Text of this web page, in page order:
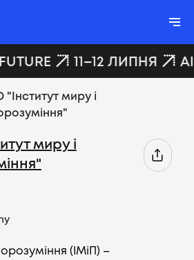
11–12 ЛИПНЯ
"Інститут миру і
миру і
(ІМіП) –